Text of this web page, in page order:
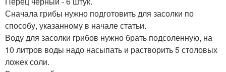
Сначала грибы нужно подготовить для засолки по
способу, указанному в начале статьи.
Воду для засолки грибов нужно брать подсоленную, на
10 литров воды надо насыпать и растворить 5 столовых
ложек соли.